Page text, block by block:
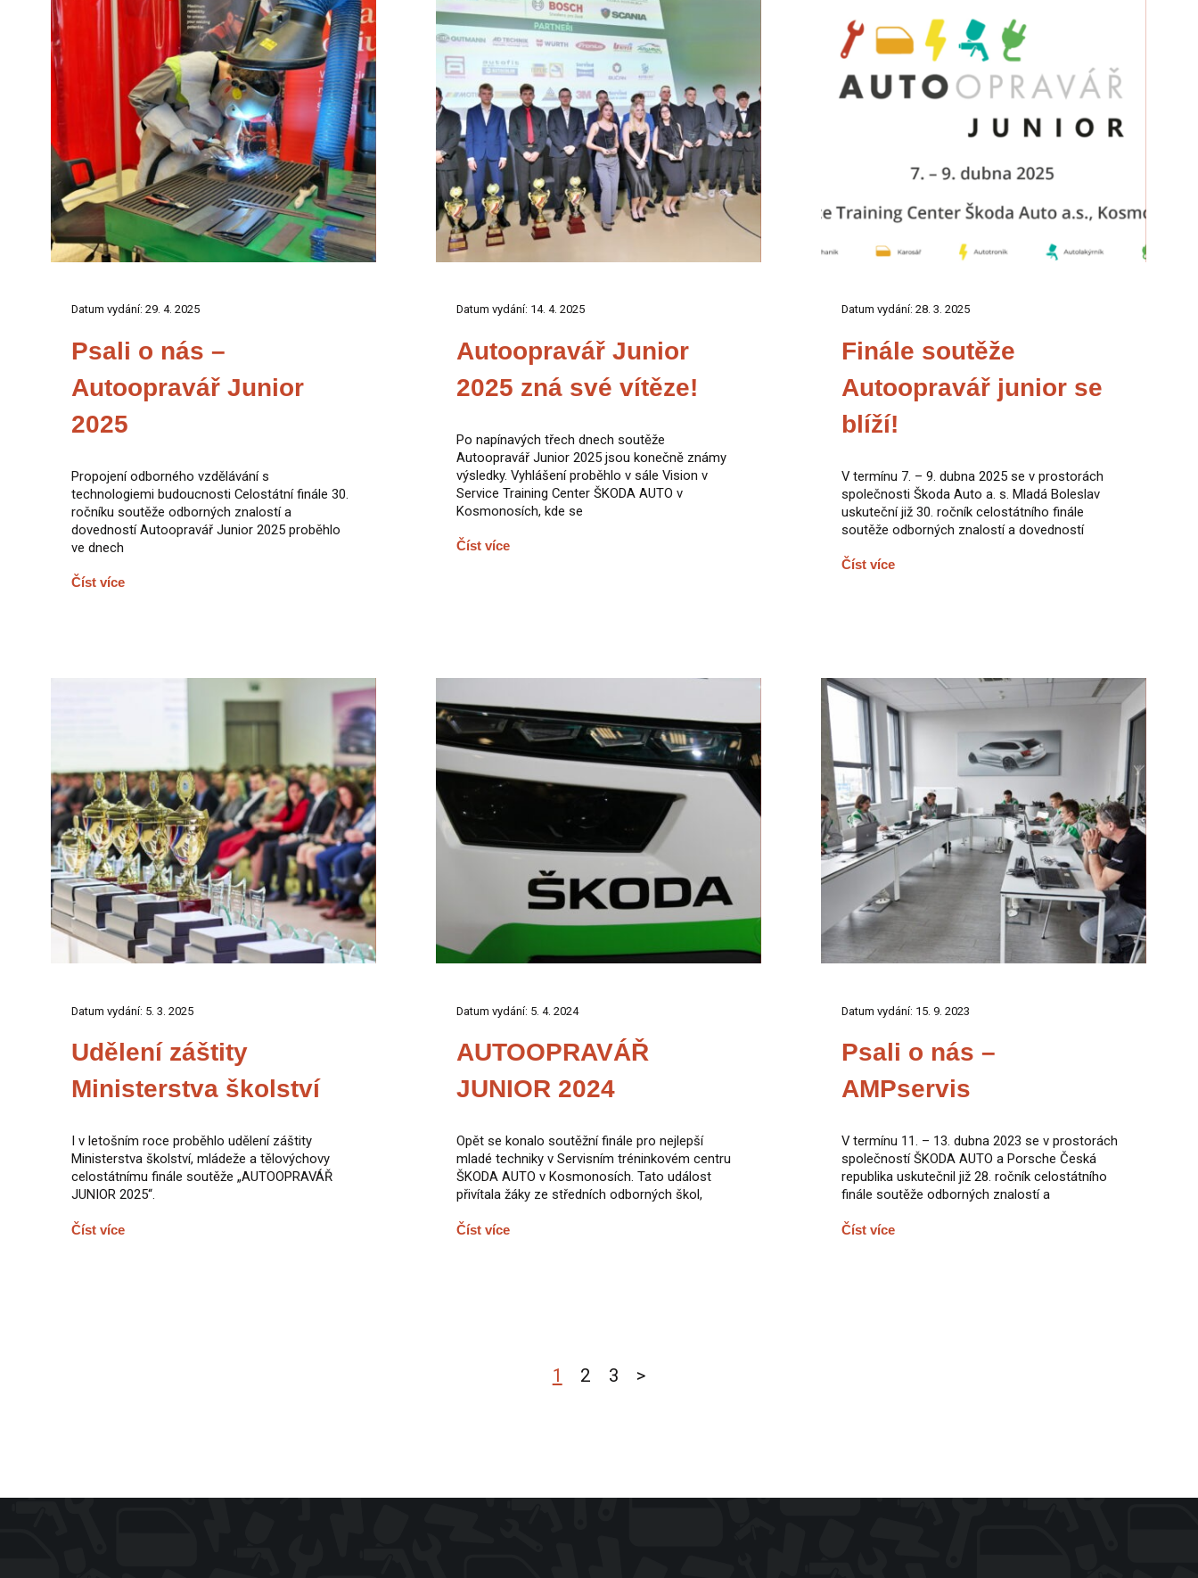
Datum vydání: 29. 4. 2025
Psali o nás –
Autoopravář Junior
2025
Propojení odborného vzdělávání s
technologiemi budoucnosti Celostátní finále 30.
ročníku soutěže odborných znalostí a
dovedností Autoopravář Junior 2025 proběhlo
ve dnech
Číst více
Datum vydání: 14. 4. 2025
Autoopravář Junior
2025 zná své vítěze!
Po napínavých třech dnech soutěže
Autoopravář Junior 2025 jsou konečně známy
výsledky. Vyhlášení proběhlo v sále Vision v
Service Training Center ŠKODA AUTO v
Kosmonosích, kde se
Číst více
Datum vydání: 28. 3. 2025
Finále soutěže
Autoopravář junior se
blíží!
V termínu 7. – 9. dubna 2025 se v prostorách
společnosti Škoda Auto a. s. Mladá Boleslav
uskuteční již 30. ročník celostátního finále
soutěže odborných znalostí a dovedností
Číst více
Datum vydání: 5. 3. 2025
Udělení záštity
Ministerstva školství
I v letošním roce proběhlo udělení záštity
Ministerstva školství, mládeže a tělovýchovy
celostátnímu finále soutěže „AUTOOPRAVÁŘ
JUNIOR 2025“.
Číst více
Datum vydání: 5. 4. 2024
AUTOOPRAVÁŘ
JUNIOR 2024
Opět se konalo soutěžní finále pro nejlepší
mladé techniky v Servisním tréninkovém centru
ŠKODA AUTO v Kosmonosích. Tato událost
přivítala žáky ze středních odborných škol,
Číst více
Datum vydání: 15. 9. 2023
Psali o nás –
AMPservis
V termínu 11. – 13. dubna 2023 se v prostorách
společností ŠKODA AUTO a Porsche Česká
republika uskutečnil již 28. ročník celostátního
finále soutěže odborných znalostí a
Číst více
1 2 3 >